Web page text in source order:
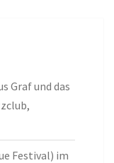
Graf und das
Festival) im